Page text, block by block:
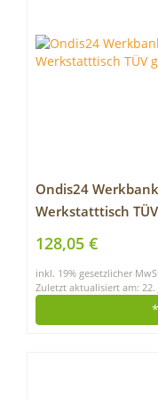
Ondis24
Werkstatttisch
128,05 €
inkl. 19% gesetzlicher
Zuletzt aktualisiert am: 22.